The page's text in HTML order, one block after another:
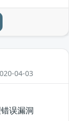
04-03
误漏洞